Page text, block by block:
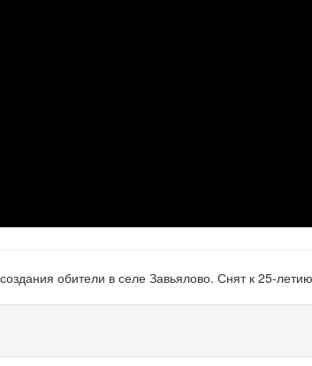
обители в селе Завьялово. Снят к 25-